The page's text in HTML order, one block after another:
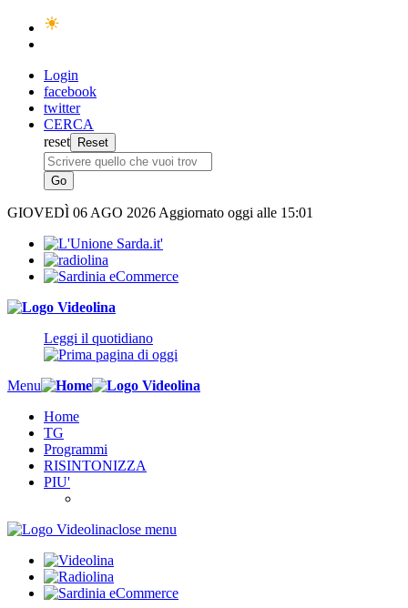
Login
facebook
twitter
CERCA
reset
GIOVEDÌ 06 AGO 2026 Aggiornato oggi alle 15:01
Leggi il quotidiano
Menu
Home
TG
Programmi
RISINTONIZZA
PIU'
close menu